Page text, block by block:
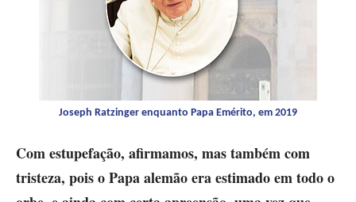
Joseph Ratzinger enquanto Papa Emérito, em 2019
Com estupefação, afirmamos, mas também com
tristeza, pois o Papa alemão era estimado em todo o